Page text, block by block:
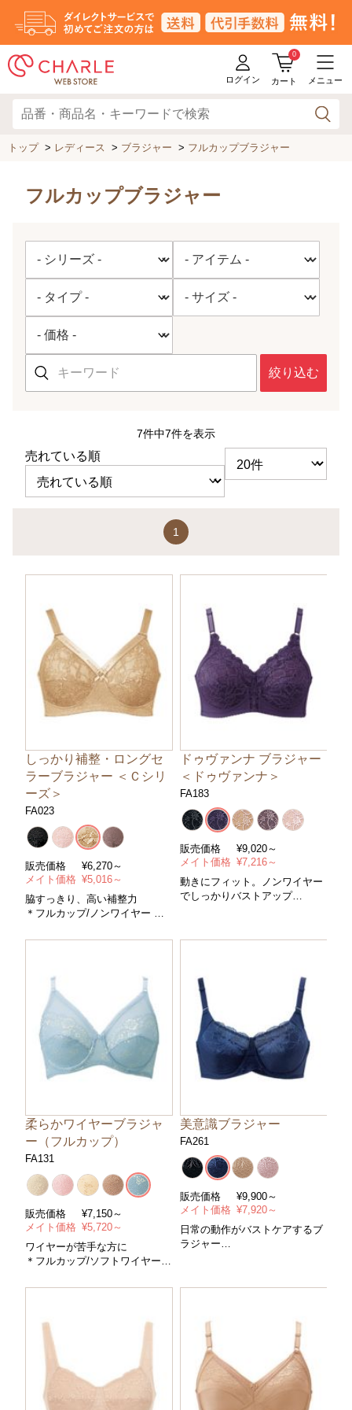
ログイン
0
カート メニュー
トップ> レディース > ブラジャー > フルカップブラジャー
フルカップブラジャー
絞り込む
7件中7件を表示
売れている順
1
しっかり補整・ロングセ
ラーブラジャー ＜Ｃシリ
ーズ＞
FA023
販売価格 ¥6,270～
メイト価格 ¥5,016～
脇すっきり、高い補整力
＊フルカップ/ノンワイヤー ＊
サイズ/Ａ～Ｅカップ・アンダー
ドゥヴァンナ ブラジャー
＜ドゥヴァンナ＞
FA183
販売価格 ¥9,020～
メイト価格 ¥7,216～
動きにフィット。ノンワイヤー
でしっかりバストアップ
サイズ/Ａ～Ｆカップ・アンダー
柔らかワイヤーブラジャ
ー（フルカップ）
FA131
販売価格 ¥7,150～
メイト価格 ¥5,720～
ワイヤーが苦手な方に
＊フルカップ/ソフトワイヤー＊
ズ/Ａ～Ｅカップ・アンダー６５
美意識ブラジャー
FA261
販売価格 ¥9,900～
メイト価格 ¥7,920～
日常の動作がバストケアするブ
ラジャー
Ｇカップ・アンダー７０～９０